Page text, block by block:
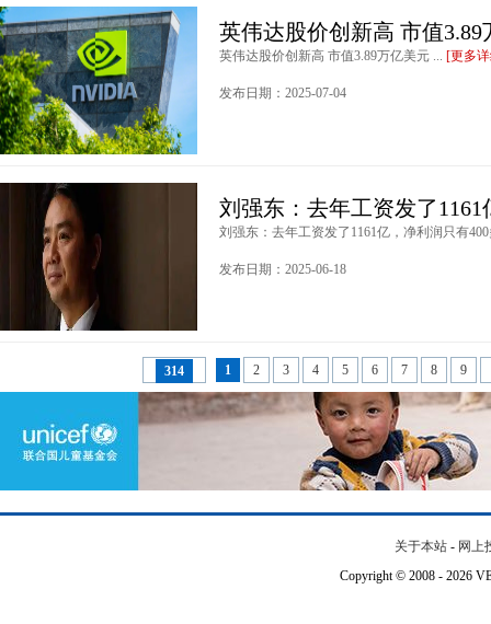
英伟达股价创新高 市值3.89
英伟达股价创新高 市值3.89万亿美元 ... [更多
发布日期：2025-07-04
刘强东：去年工资发了
刘强东：去年工资发了1161亿，净利润只有
发布日期：2025-06-18
314 1 2 3 4 5 6 7 8 9
关于本站 - 网上
Copyright © 2008 - 2026